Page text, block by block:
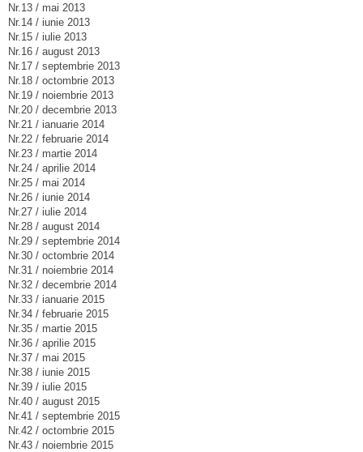
Nr.13 / mai 2013
Nr.14 / iunie 2013
Nr.15 / iulie 2013
Nr.16 / august 2013
Nr.17 / septembrie 2013
Nr.18 / octombrie 2013
Nr.19 / noiembrie 2013
Nr.20 / decembrie 2013
Nr.21 / ianuarie 2014
Nr.22 / februarie 2014
Nr.23 / martie 2014
Nr.24 / aprilie 2014
Nr.25 / mai 2014
Nr.26 / iunie 2014
Nr.27 / iulie 2014
Nr.28 / august 2014
Nr.29 / septembrie 2014
Nr.30 / octombrie 2014
Nr.31 / noiembrie 2014
Nr.32 / decembrie 2014
Nr.33 / ianuarie 2015
Nr.34 / februarie 2015
Nr.35 / martie 2015
Nr.36 / aprilie 2015
Nr.37 / mai 2015
Nr.38 / iunie 2015
Nr.39 / iulie 2015
Nr.40 / august 2015
Nr.41 / septembrie 2015
Nr.42 / octombrie 2015
Nr.43 / noiembrie 2015